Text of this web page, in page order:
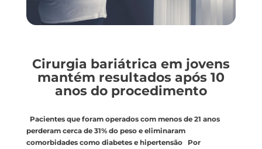
Cirurgia bariátrica em jovens
mantém resultados após 10
anos do procedimento
Pacientes que foram operados com menos de 21 anos
perderam cerca de 31% do peso e eliminaram
comorbidades como diabetes e hipertensão Por